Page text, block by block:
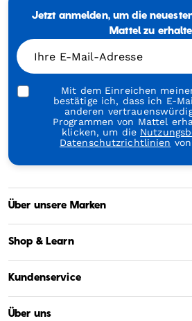
Generations
Play
Jetzt anmelden, um die
Mattel zu
Ihre E-Mail-Adresse
Mit dem Einreichen
bestätige ich, dass ich E-
anderen
Programmen von Mattel
klicken, um die
Datenschutzrichtlinien
Über unsere Marken
Shop & Learn
Kundenservice
Über uns